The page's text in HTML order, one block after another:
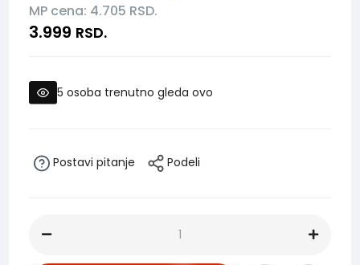
MP cena: 4.705 RSD.
3.999 RSD.
5 osoba trenutno gleda ovo
Postavi pitanje Podeli